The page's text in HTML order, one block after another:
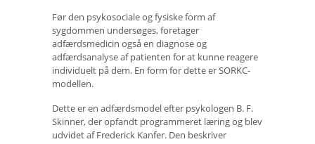
Før den psykosociale og fysiske form af
sygdommen undersøges, foretager
adfærdsmedicin også en diagnose og
adfærdsanalyse af patienten for at kunne reagere
individuelt på dem. En form for dette er SORKC-
modellen.
Dette er en adfærdsmodel efter psykologen B. F.
Skinner, der opfandt programmeret læring og blev
udvidet af Frederick Kanfer. Den beskriver